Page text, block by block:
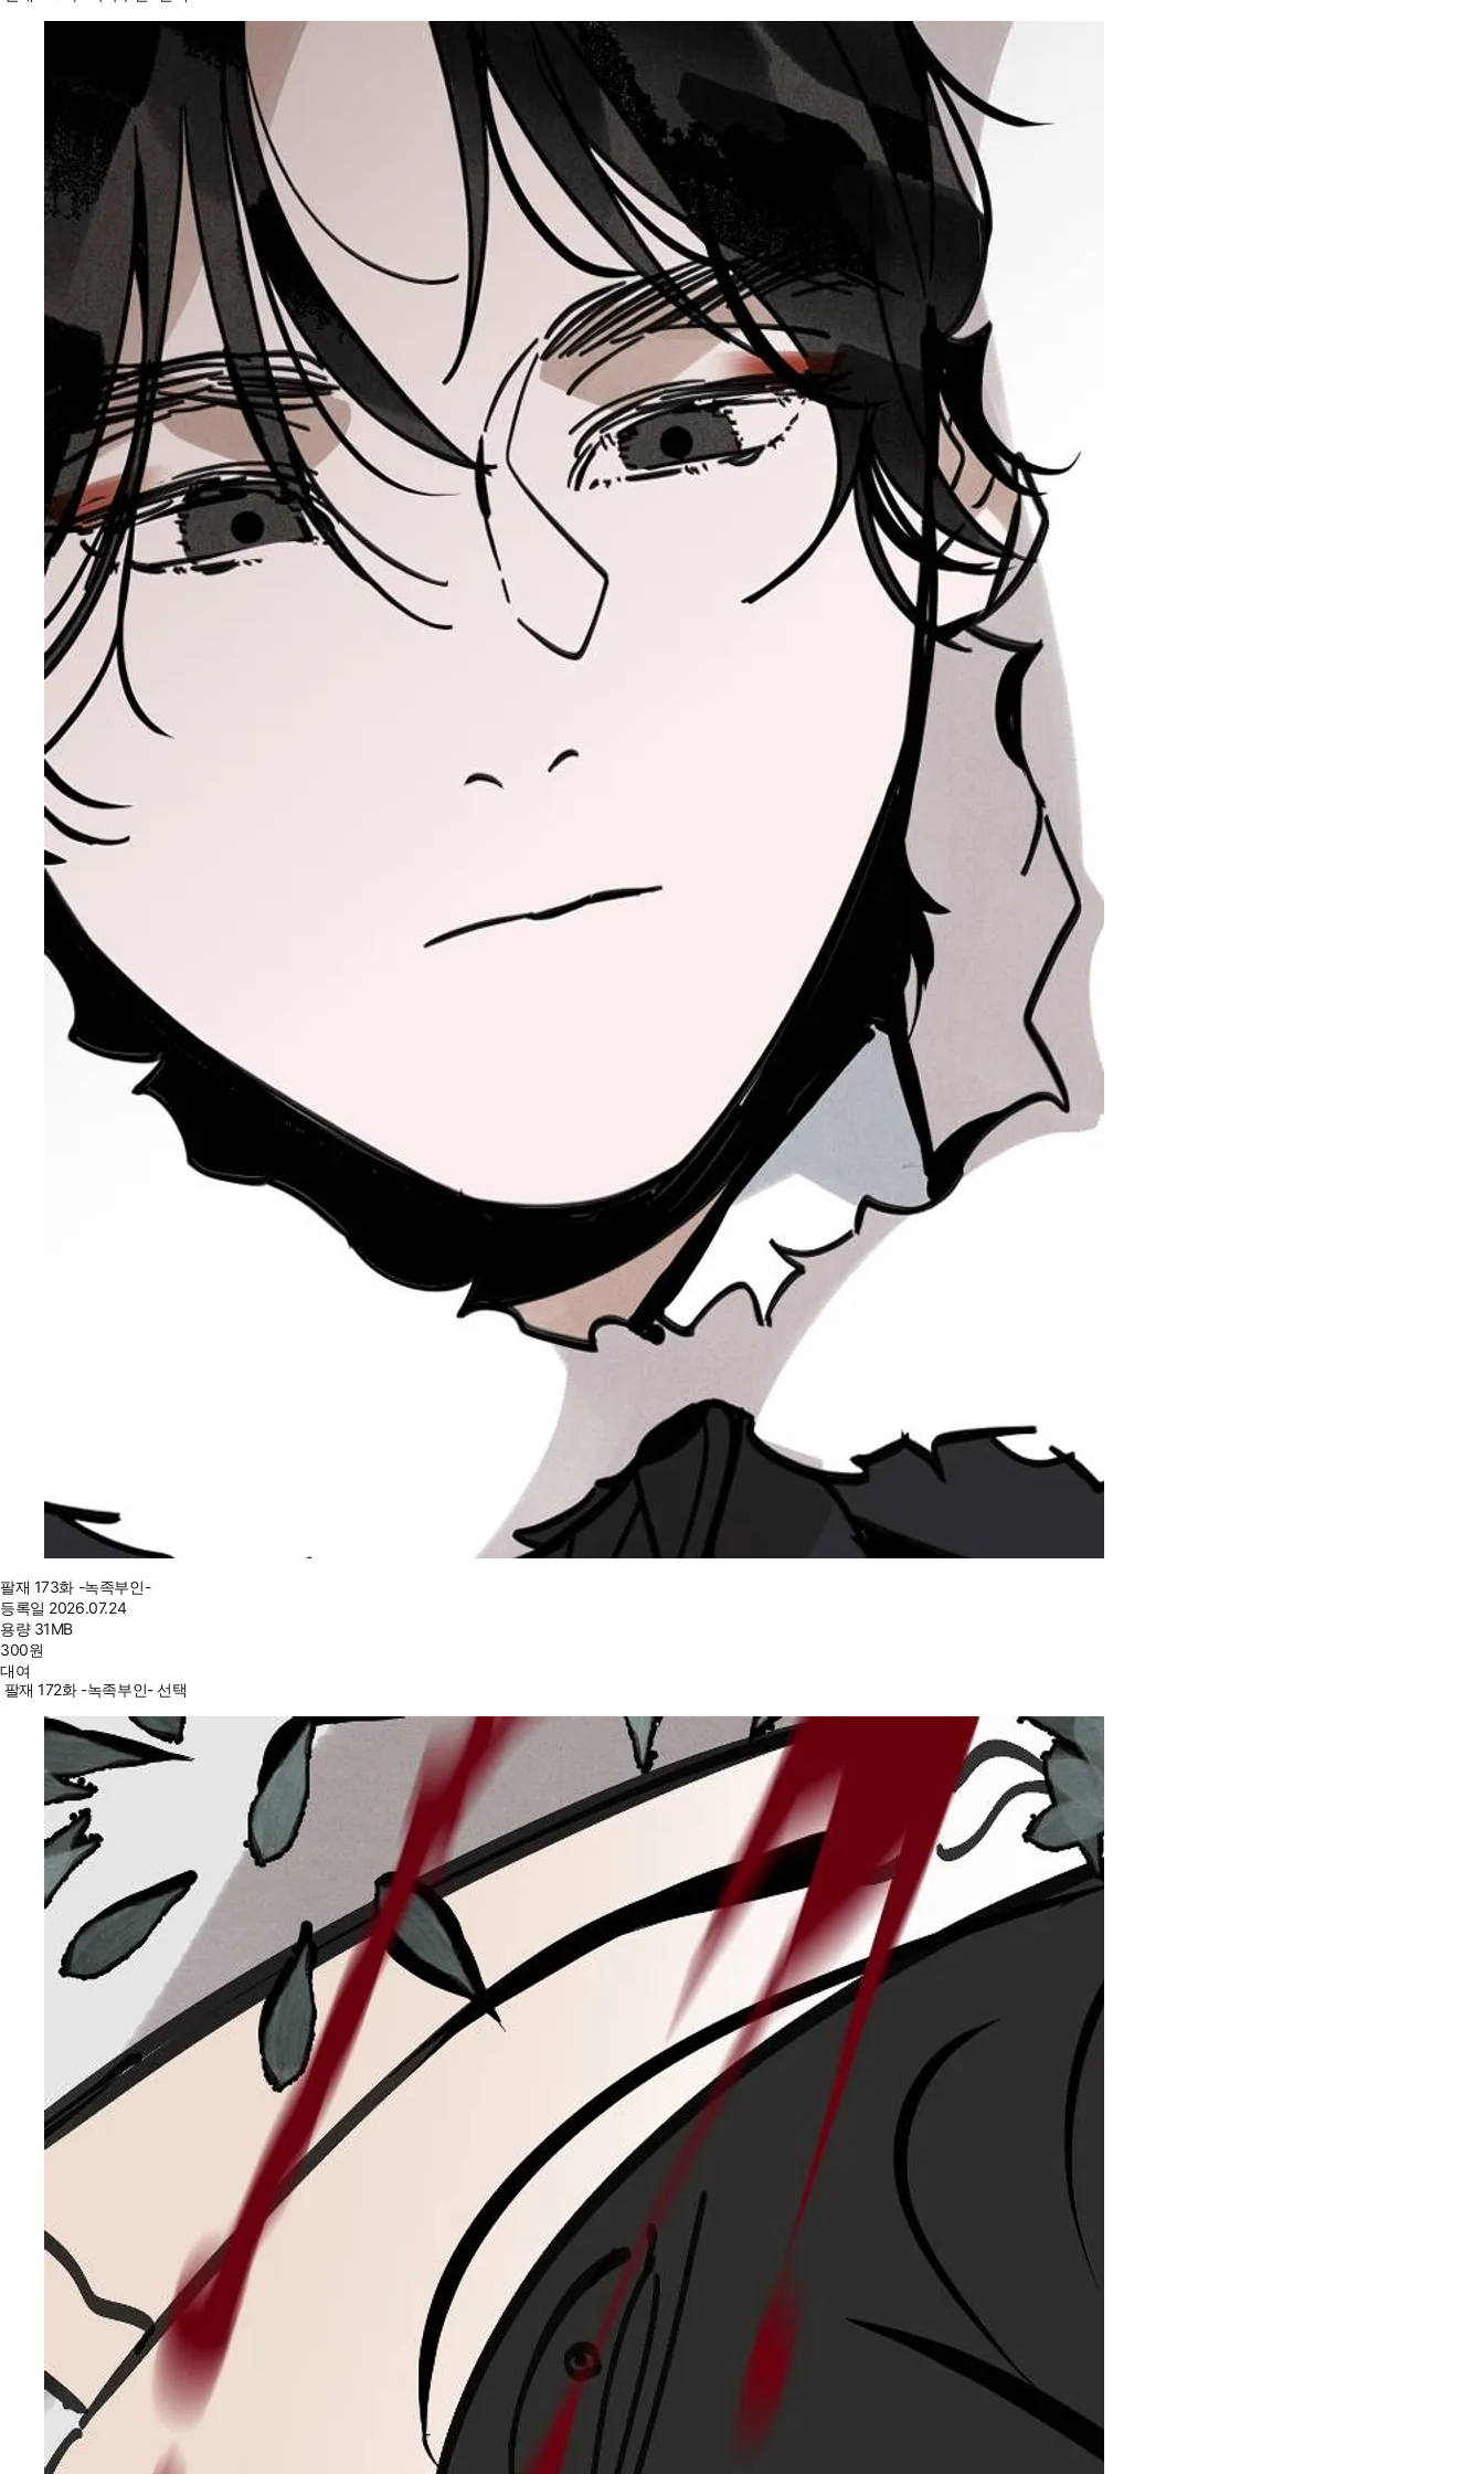
팔재 173화 -녹족부인-
등록일 2026.07.24
용량 31MB
300원
대여
팔재 172화 -녹족부인- 선택